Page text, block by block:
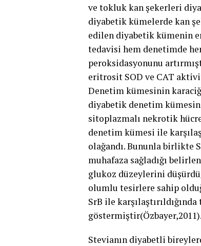
ve tokluk kan şekerleri
diyabetik kümelerde kan
edilen diyabetik kümenin
tedavisi hem denetimde
peroksidasyonunu
eritrosit SOD ve CAT
Denetim kümesinin
diyabetik denetim
sitoplazmalı nekrotik
denetim kümesi ile
olağandı. Bununla birlikte
muhafaza sağladığı
glukoz düzeylerini
olumlu tesirlere sahip
SrB ile
göstermiştir(Özbayer,2011).
Stevianın diyabetli